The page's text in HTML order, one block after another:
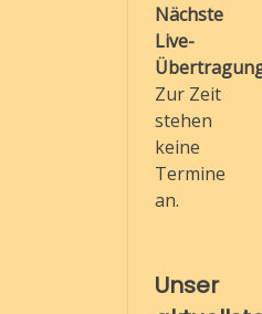
Nächste
Live-
Zur Zeit
stehen
keine
Termine
an.
Unser